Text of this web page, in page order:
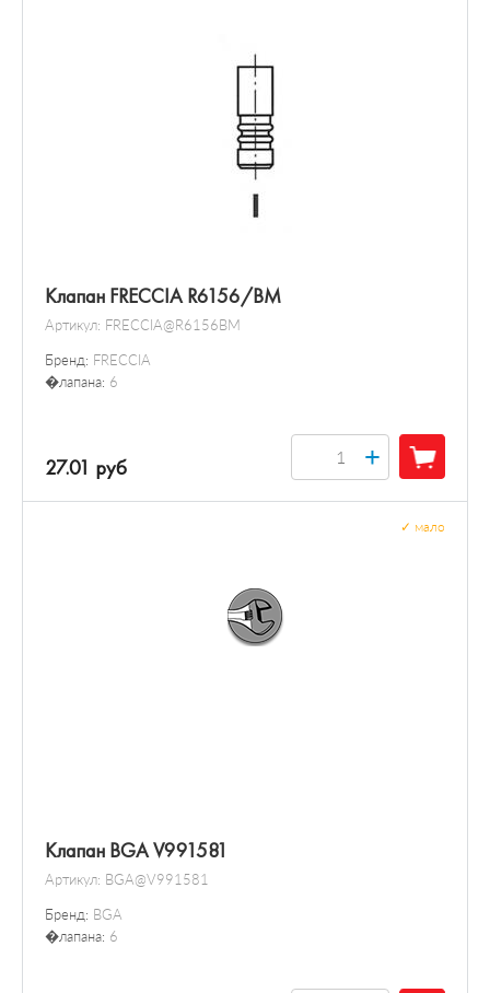
Клапан FRECCIA R6156/BM
Артикул: FRECCIA@R6156BM
Бренд: FRECCIA
�лапана: 6
27.01 руб +
Клапан BGA V991581
Артикул: BGA@V991581
Бренд: BGA
�лапана: 6
мало